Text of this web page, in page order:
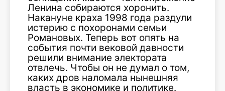
Ленина собираются хоронить.
Накануне краха 1998 года раздули
истерию с похоронами семьи
Романовых. Теперь вот опять на
события почти вековой давности
решили внимание электората
отвлечь. Чтобы он не думал о том,
каких дров наломала нынешняя
власть в экономике и политике.